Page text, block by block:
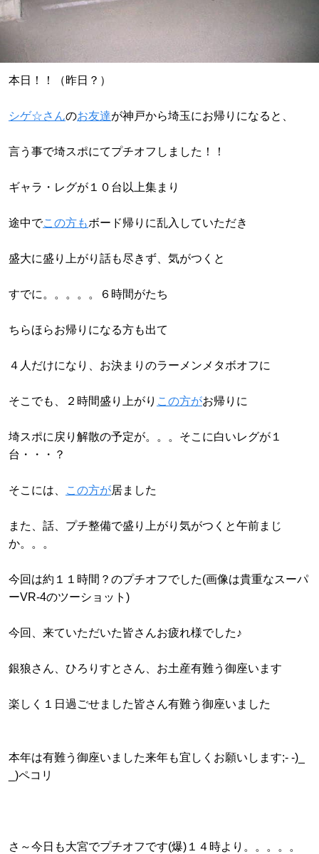
本日！！（昨日？）
シゲ☆さんのお友達が神戸から埼玉にお帰りになると、
言う事で埼スポにてプチオフしました！！
ギャラ・レグが１０台以上集まり
途中でこの方もボード帰りに乱入していただき
盛大に盛り上がり話も尽きず、気がつくと
すでに。。。。。６時間がたち
ちらほらお帰りになる方も出て
４人だけになり、お決まりのラーメンメタボオフに
そこでも、２時間盛り上がり この方がお帰りに
埼スポに戻り解散の予定が。。。そこに白いレグが１
台・・・？
そこには、 この方が居ました
また、話、プチ整備で盛り上がり気がつくと午前まじ
か。。。
今回は約１１時間？のプチオフでした(画像は貴重なスーパ
ーVR-4のツーショット)
今回、来ていただいた皆さんお疲れ様でした♪
銀狼さん、ひろりすとさん、お土産有難う御座います
楽しく１日過ごせました皆さん有難う御座いました
本年は有難う御座いました来年も宜しくお願いします;- -)_
_)ペコリ
さ～今日も大宮でプチオフです(爆)１４時より。。。。。